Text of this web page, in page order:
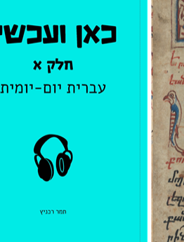
תמר רכניץ